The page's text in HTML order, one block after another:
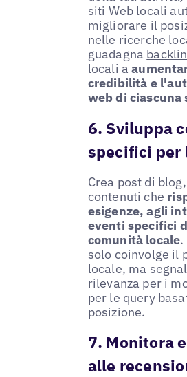
siti Web locali
migliorare il
nelle ricerche
guadagna
locali a
credibilità e
web di ciascuna
6. Sviluppa
specifici per
Crea post di
contenuti che
esigenze, agli
eventi specifici
comunità locale.
solo coinvolge il
locale, ma
rilevanza per i
per le query
posizione.
7. Monitora
alle